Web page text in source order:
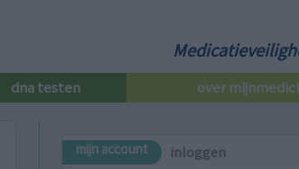
dna testen over
mijn account inloggen